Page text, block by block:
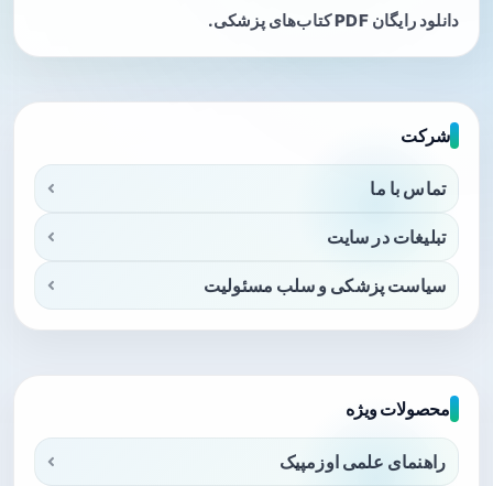
دانلود رایگان PDF کتاب‌های پزشکی.
شرکت
تماس با ما
تبلیغات در سایت
سیاست پزشکی و سلب مسئولیت
محصولات ویژه
راهنمای علمی اوزمپیک